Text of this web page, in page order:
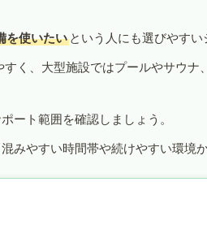
を使いたい という人にも選びやすい
く、大型施設ではプールやサウナ
ート範囲を確認しましょう。
みやすい時間帯や続けやすい環境